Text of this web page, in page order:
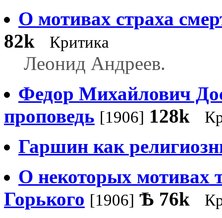
О мотивах страха
82k
Критика
Леонид Андреев.
Федор Михайлович
проповедь [1906] 128k
Гаршин как
О некоторых мотивах
Горького [1906] Ѣ 76k